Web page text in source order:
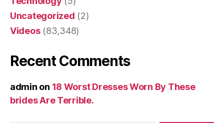
Uncategorized (2)
Videos(83,348)
Recent Comments
admin on 18 Worst Dresses Worn By These
brides Are Terrible.